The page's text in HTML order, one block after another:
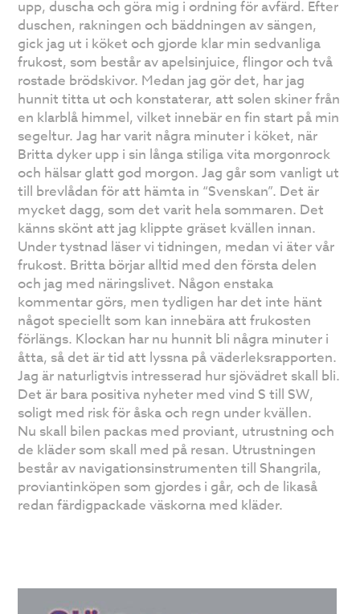
upp, duscha och göra mig i ordning för avfärd. Efter
duschen, rakningen och bäddningen av sängen,
gick jag ut i köket och gjorde klar min sedvanliga
frukost, som består av apelsinjuice, flingor och två
rostade brödskivor. Medan jag gör det, har jag
hunnit titta ut och konstaterar, att solen skiner från
en klarblå himmel, vilket innebär en fin start på min
segeltur. Jag har varit några minuter i köket, när
Britta dyker upp i sin långa stiliga vita morgonrock
och hälsar glatt god morgon. Jag går som vanligt ut
till brevlådan för att hämta in “Svenskan”. Det är
mycket dagg, som det varit hela sommaren. Det
känns skönt att jag klippte gräset kvällen innan.
Under tystnad läser vi tidningen, medan vi äter vår
frukost. Britta börjar alltid med den första delen
och jag med näringslivet. Någon enstaka
kommentar görs, men tydligen har det inte hänt
något speciellt som kan innebära att frukosten
förlängs. Klockan har nu hunnit bli några minuter i
åtta, så det är tid att lyssna på väderleksrapporten.
Jag är naturligtvis intresserad hur sjövädret skall bli.
Det är bara positiva nyheter med vind S till SW,
soligt med risk för åska och regn under kvällen.
Nu skall bilen packas med proviant, utrustning och
de kläder som skall med på resan. Utrustningen
består av navigationsinstrumenten till Shangrila,
proviantinköpen som gjordes i går, och de likaså
redan färdigpackade väskorna med kläder.